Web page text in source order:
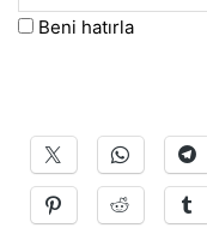
Beni hatırla